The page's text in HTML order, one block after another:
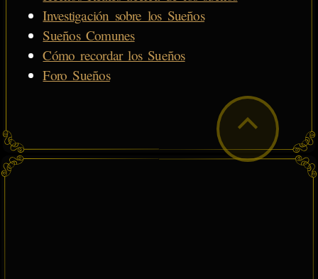
Investigación sobre los Sueños
Sueños Comunes
Cómo recordar los Sueños
Foro Sueños